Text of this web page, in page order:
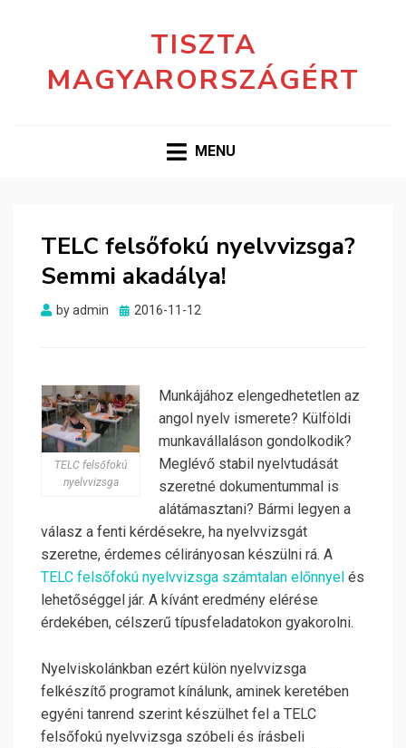
TISZTA
MAGYARORSZÁGÉRT
MENU
TELC felsőfokú nyelvvizsga?
Semmi akadálya!
byadmin
Posted
2016-11-12
TELC felsőfokú
nyelvvizsga
Munkájához elengedhetetlen az
angol nyelv ismerete? Külföldi
munkavállaláson gondolkodik?
Meglévő stabil nyelvtudását
szeretné dokumentummal is
alátámasztani? Bármi legyen a
válasz a fenti kérdésekre, ha nyelvvizsgát
szeretne, érdemes célirányosan készülni rá. A
TELC felsőfokú nyelvvizsga számtalan előnnyel és
lehetőséggel jár. A kívánt eredmény elérése
érdekében, célszerű típusfeladatokon gyakorolni.
Nyelviskolánkban ezért külön nyelvvizsga
felkészítő programot kínálunk, aminek keretében
egyéni tanrend szerint készülhet fel a TELC
felsőfokú nyelvvizsga szóbeli és írásbeli